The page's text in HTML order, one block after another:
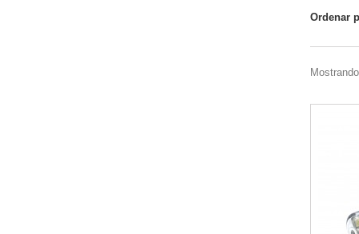
Ordenar